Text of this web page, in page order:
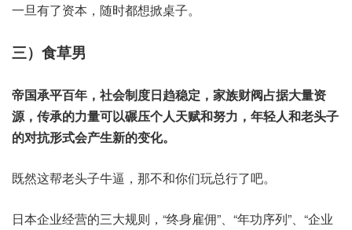
一旦有了资本，随时都想掀桌子。
三）食草男
帝国承平百年，社会制度日趋稳定，家族财阀占据大量资
源，传承的力量可以碾压个人天赋和努力，年轻人和老头子
的对抗形式会产生新的变化。
既然这帮老头子牛逼，那不和你们玩总行了吧。
日本企业经营的三大规则，“终身雇佣”、“年功序列”、“企业